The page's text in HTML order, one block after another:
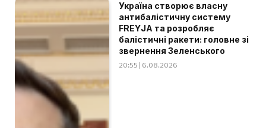
Україна створює власну
антибалістичну систему
FREYJA та розробляє
балістичні ракети: головне зі
звернення Зеленського
20:55 | 6.08.2026